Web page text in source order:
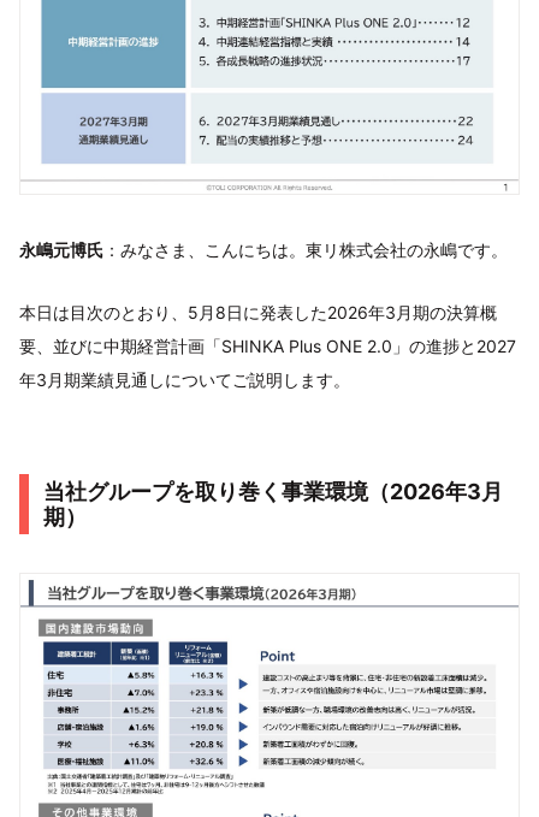
永嶋元博氏 ：みなさま、こんにちは。東リ株式会社の永嶋です。
本日は目次のとおり、5月8日に発表した2026年3月期の決算概
要、並びに中期経営計画「SHINKA Plus ONE 2.0」の進捗と2027
年3月期業績見通しについてご説明します。
当社グループを取り巻く事業環境（2026年3月
期）